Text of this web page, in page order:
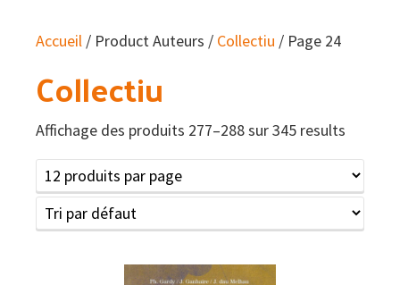
Accueil / Product Auteurs / Collectiu / Page 24
Collectiu
Affichage des produits 277–288 sur 345 results